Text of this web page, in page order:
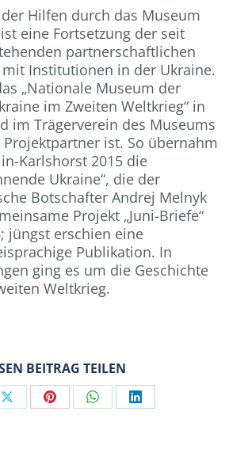
Hilfen durch das Museum
eine Fortsetzung der seit
partnerschaftlichen
Institutionen in der Ukraine.
„Nationale Museum der
im Zweiten Weltkrieg“ in
im Trägerverein des Museums
ist. So übernahm
Karlshorst 2015 die
Ukraine“, die der
Botschafter Andrej Melnyk
Projekt „Juni-Briefe“
jüngst erschien eine
Publikation. In
ging es um die Geschichte
Weltkrieg.
BEITRAG TEILEN
Share Share Share Share